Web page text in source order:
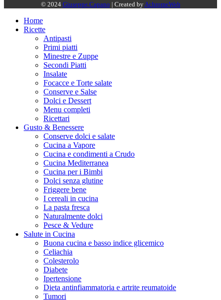
© 2024 Giuseppe Capano | Created byAchromeWeb
Home
Ricette
Antipasti
Primi piatti
Minestre e Zuppe
Secondi Piatti
Insalate
Focacce e Torte salate
Conserve e Salse
Dolci e Dessert
Menu completi
Ricettari
Gusto & Benessere
Conserve dolci e salate
Cucina a Vapore
Cucina e condimenti a Crudo
Cucina Mediterranea
Cucina per i Bimbi
Dolci senza glutine
Friggere bene
I cereali in cucina
La pasta fresca
Naturalmente dolci
Pesce & Vedure
Salute in Cucina
Buona cucina e basso indice glicemico
Celiachia
Colesterolo
Diabete
Ipertensione
Dieta antinfiammatoria e artrite reumatoide
Tumori